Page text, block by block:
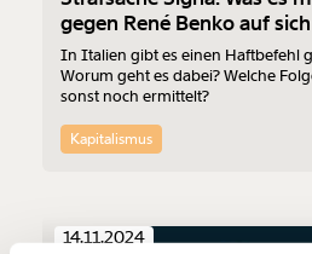
unsere Wirtschaft so gestalten,
funktioniert. Unsere Recherchen
Netz. Unabhängig und
so bleiben. Kämpf’ mit uns für
sozialen Fortschritt
gegen René Benko auf
In Italien gibt es einen Haftbefehl
Worum geht es dabei? Welche
sonst noch ermittelt?
Kapitalismus
14.11.2024